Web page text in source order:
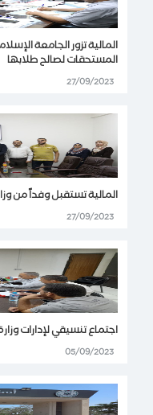
المالية تزور الجامعة
المستحقات لصالح طلابها
27/09/2023
المالية تستقبل وفداً من
27/09/2023
اجتماع تنسيقي لإدارات
05/09/2023